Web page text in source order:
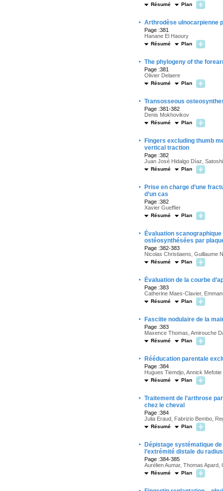
Résumé Plan
· Arthrodèse ulnocarpienne
Page :381
Hanane El Haoury
Résumé Plan
· The phylogeny of the
Page :381
Olivier Delaere
Résumé Plan
· Transosseous
Page :381-382
Denis Mokhovikov
Résumé Plan
·
Fingers excluding thumb
vertical traction
Page :382
Juan José Hidalgo Díaz,
Résumé Plan
·
Prise en charge d’une
d’un cas
Page :382
Xavier Gueffier
Résumé Plan
·
Évaluation
ostéosynthésées par
Page :382-383
Nicolas Christiaens, Guillaume
Résumé Plan
· Évaluation de la courbe
Page :383
Catherine Maes-Clavier,
Résumé Plan
· Fasciite nodulaire de la
Page :383
Maxence Thomas, Amirouche
Résumé Plan
· Rééducation parentale
Page :384
Hugues Tiemdjo, Annick Mefotie
Résumé Plan
· Traitement de l’arthrose
chez le cheval
Page :384
Julia Eraud, Fabrizio Bembo,
Résumé Plan
·
Dépistage systématique
l’extrémité distale du radius
Page :384-385
Aurélien Aumar, Thomas Apard,
Résumé Plan